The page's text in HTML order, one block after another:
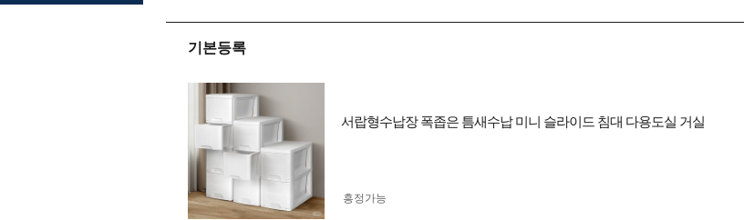
기본등록
서랍형수납장 폭좁은 틈새수납 미니 슬라이드 침대 다용도실 거실
흥정가능